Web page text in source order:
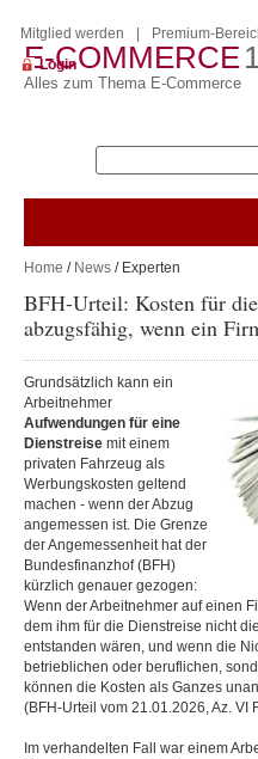
E-COMMERCE
Alles zum Thema E-Commerce
Mitglied werden Premium-
Login
Home / News / Experten
BFH-Urteil: Kosten für
abzugsfähig, wenn ein
Grundsätzlich kann ein
Arbeitnehmer
Aufwendungen für eine
Dienstreise mit einem
privaten Fahrzeug als
Werbungskosten geltend
machen - wenn der Abzug
angemessen ist. Die Grenze
der Angemessenheit hat der
Bundesfinanzhof (BFH)
kürzlich genauer gezogen:
Wenn der Arbeitnehmer auf einen
dem ihm für die Dienstreise nicht
entstanden wären, und wenn die
betrieblichen oder beruflichen,
können die Kosten als Ganzes
(BFH-Urteil vom 21.01.2026, Az. VI
Im verhandelten Fall war einem